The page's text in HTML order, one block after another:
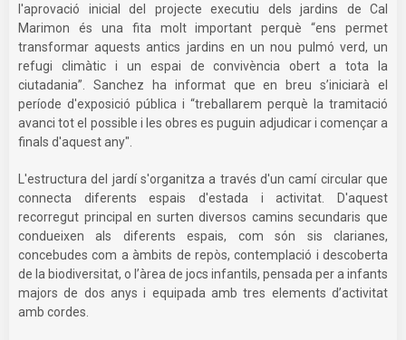
l'aprovació inicial del projecte executiu dels jardins de Cal
Marimon és una fita molt important perquè “ens permet
transformar aquests antics jardins en un nou pulmó verd, un
refugi climàtic i un espai de convivència obert a tota la
ciutadania”. Sanchez ha informat que en breu s’iniciarà el
període d'exposició pública i “treballarem perquè la tramitació
avanci tot el possible i les obres es puguin adjudicar i començar a
finals d'aquest any".
L'estructura del jardí s'organitza a través d'un camí circular que
connecta diferents espais d'estada i activitat. D'aquest
recorregut principal en surten diversos camins secundaris que
condueixen als diferents espais, com són sis clarianes,
concebudes com a àmbits de repòs, contemplació i descoberta
de la biodiversitat, o l’àrea de jocs infantils, pensada per a infants
majors de dos anys i equipada amb tres elements d’activitat
amb cordes.